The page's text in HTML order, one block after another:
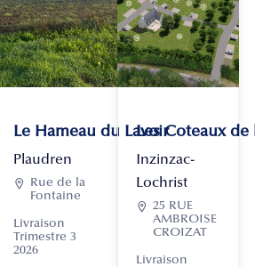
Le Hameau du Lavoir
Plaudren

Rue de la
Fontaine
Livraison
Trimestre 3
2026
Les Coteaux
Inzinzac-
Lochrist
 25 RUE
AMBROISE
CROIZAT
Livraison